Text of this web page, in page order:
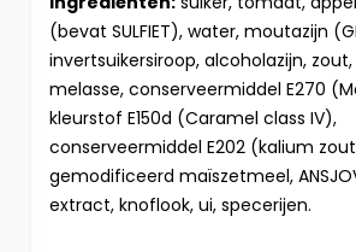
(bevat SULFIET), water, moutazijn
invertsuikersiroop, alcoholazijn,
melasse, conserveermiddel E270
kleurstof E150d (Caramel class IV),
conserveermiddel E202 (kalium
gemodificeerd maïszetmeel,
extract, knoflook, ui, specerijen.